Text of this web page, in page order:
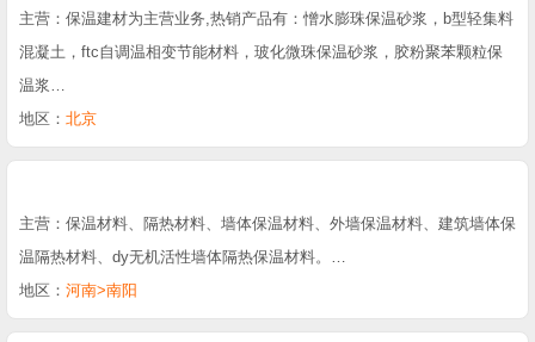
主营：保温建材为主营业务,热销产品有：憎水膨珠保温砂浆，b型轻集料
混凝土，ftc自调温相变节能材料，玻化微珠保温砂浆，胶粉聚苯颗粒保
温浆…
地区： 北京
主营：保温材料、隔热材料、墙体保温材料、外墙保温材料、建筑墙体保
温隔热材料、dy无机活性墙体隔热保温材料。…
地区： 河南>南阳